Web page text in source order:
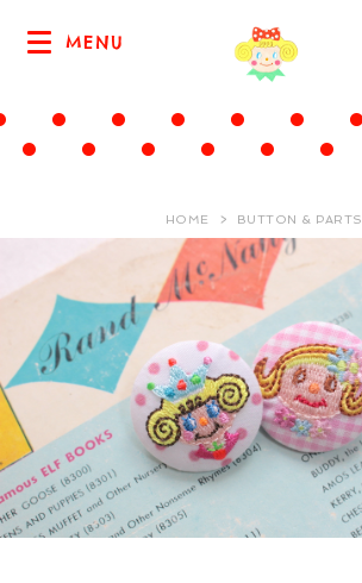
MENU
HOME BUTTON & PARTS